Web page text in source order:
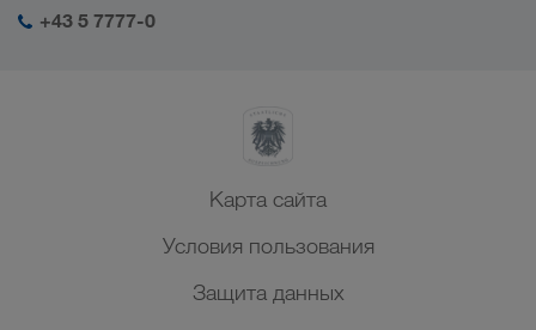
Северная Африка
+43 5 7777-0
Карта сайта
Условия пользования
Защита данных